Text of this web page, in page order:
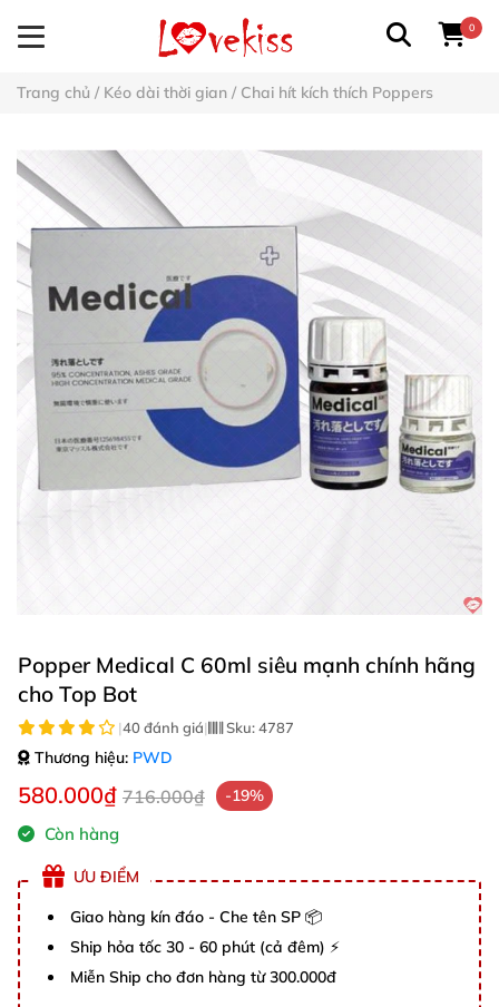
0
Trang chủ / Kéo dài thời gian / Chai hít kích thích Poppers
Popper Medical C 60ml siêu mạnh chính hãng
cho Top Bot
|40 đánh giá| Sku:4787
Thương hiệu: PWD
580.000₫ 716.000₫ -19%
Còn hàng
ƯU ĐIỂM
Giao hàng kín đáo - Che tên SP 📦
Ship hỏa tốc 30 - 60 phút (cả đêm) ⚡
Miễn Ship cho đơn hàng từ 300.000đ